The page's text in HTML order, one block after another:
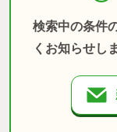
検索中の条件
くお知らせし